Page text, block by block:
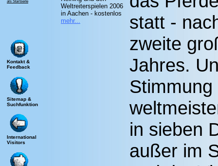
als Startseite
Kontakt &
Feedback
Sitemap &
Suchfunktion
International
Visitors
Weltreiterspielen 2006
in Aachen - kostenlos
mehr...
statt -
zweite
Jahres.
in sieben
außer im